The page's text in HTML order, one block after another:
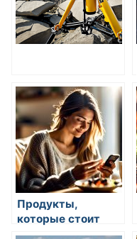
Продукты,
которые стоит
иметь под рукой